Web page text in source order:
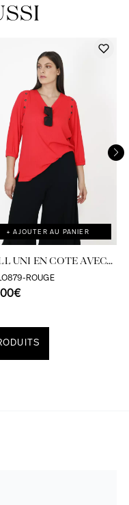
+ AJOUTER AU PANIER
UNI EN COTE AVEC
ROUGE